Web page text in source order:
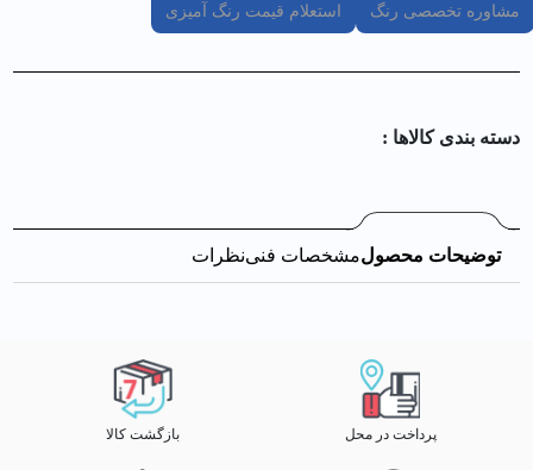
مشاوره تخصصی رنگ استعلام قیمت رنگ آمیزی
دسته بندی کالا‌ها :
توضیحات محصولمشخصات فنینظرات
پرداخت در محل بازگشت کالا